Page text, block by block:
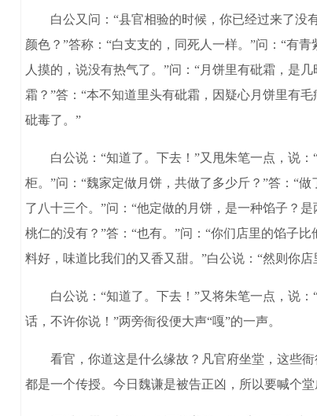
白公又问：“县官相验的时候，你已经过来了没有
颜色？”答称：“白支支的，同死人一样。”问：“有
人摸的，说没有热气了。”问：“月饼里有砒霜，是
霜？”答：“本不知道里头有砒霜，因疑心月饼里有
砒毒了。”
白公说：“知道了。下去！”又甩朱笔一点，说：“
柜。”问：“魏家定做月饼，共做了多少斤？”答：“
了八十三个。”问：“他定做的月饼，是一种馅子？
桃仁的没有？”答：“也有。”问：“你们店里的馅子
料好，味道比我们的又香又甜。”白公说：“然则你
白公说：“知道了。下去！”又将朱笔一点，说：“
话，不许你说！”两旁衙役便大声“嘎”的一声。
看官，你道这是什么缘故？凡官府坐堂，这些衙
都是一个传授。今日魏谦是被告正凶，所以要喊个堂